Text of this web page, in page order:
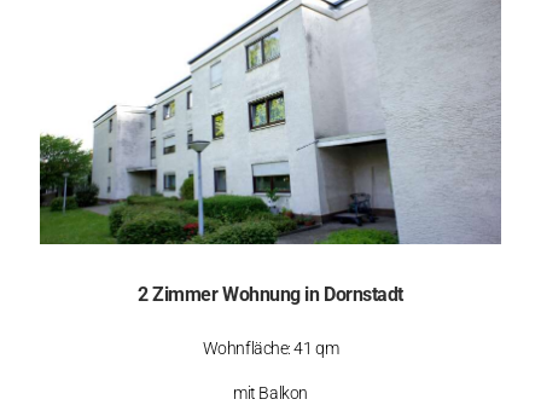
2 Zimmer Wohnung in Dornstadt
Wohnfläche: 41 qm
mit Balkon